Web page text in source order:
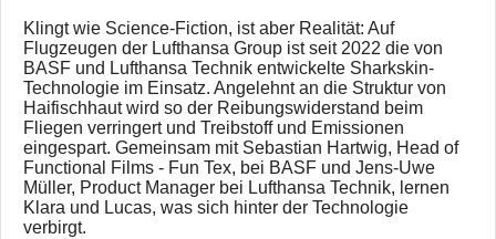
Klingt wie Science-Fiction, ist aber Realität: Auf
Flugzeugen der Lufthansa Group ist seit 2022 die von
BASF und Lufthansa Technik entwickelte Sharkskin-
Technologie im Einsatz. Angelehnt an die Struktur von
Haifischhaut wird so der Reibungswiderstand beim
Fliegen verringert und Treibstoff und Emissionen
eingespart. Gemeinsam mit Sebastian Hartwig, Head of
Functional Films - Fun Tex, bei BASF und Jens-Uwe
Müller, Product Manager bei Lufthansa Technik, lernen
Klara und Lucas, was sich hinter der Technologie
verbirgt.